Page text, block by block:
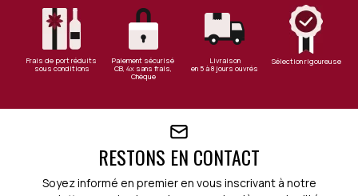
Frais de port réduits
sous conditions
Paiement sécurisé
CB, 4x sans frais,
Chèque
Livraison
en 5 à 8 jours ouvrés
Sélection rigoureuse
RESTONS EN CONTACT
Soyez informé en premier en vous inscrivant à notre